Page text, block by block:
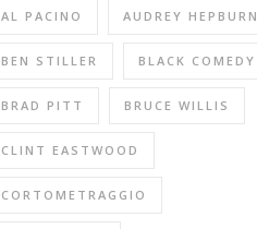
AL PACINO AUDREY HEPBURN
BEN STILLER BLACK COMEDY
BRAD PITT BRUCE WILLIS
CLINT EASTWOOD
CORTOMETRAGGIO